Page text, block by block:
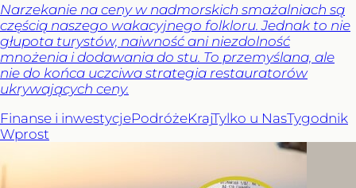
Narzekanie na ceny w nadmorskich smażalniach są
częścią naszego wakacyjnego folkloru. Jednak to nie
głupota turystów, naiwność ani niezdolność
mnożenia i dodawania do stu. To przemyślana, ale
nie do końca uczciwa strategia restauratorów
ukrywających ceny.
Finanse i inwestycjePodróżeKrajTylko u NasTygodnik
Wprost